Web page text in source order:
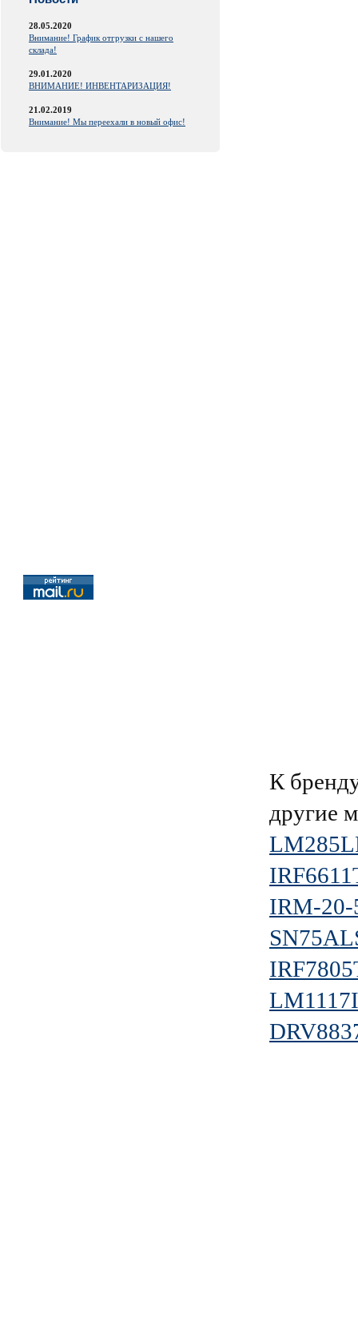
28.05.2020
Внимание! График отгрузки с нашего
склада!
29.01.2020
ВНИМАНИЕ! ИНВЕНТАРИЗАЦИЯ!
21.02.2019
Внимание! Мы переехали в новый офис!
К
другие
IRM-